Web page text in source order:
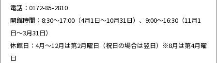
電話：0172-85-2810
開館時間：8:30～17:00（4月1日～10月31日）、9:00～16:30（11月1
日～3月31日）
休館日：4月～12月は第2月曜日（祝日の場合は翌日）※8月は第4月曜
日